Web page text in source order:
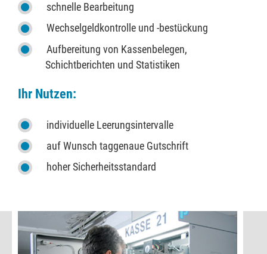
schnelle Bearbeitung
Wechselgeldkontrolle und -bestückung
Aufbereitung von Kassenbelegen,
Schichtberichten und Statistiken
Ihr Nutzen:
individuelle Leerungsintervalle
auf Wunsch taggenaue Gutschrift
hoher Sicherheitsstandard